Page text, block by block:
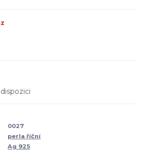
0027
perla říční
Ag 925